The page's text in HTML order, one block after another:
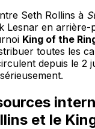
Seth Rollins à
Lesnar en arrière-
King of the
toutes les
depuis le 2
et le